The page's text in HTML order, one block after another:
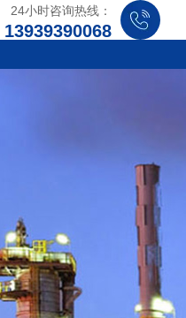
24小时咨询热线：
13939390068